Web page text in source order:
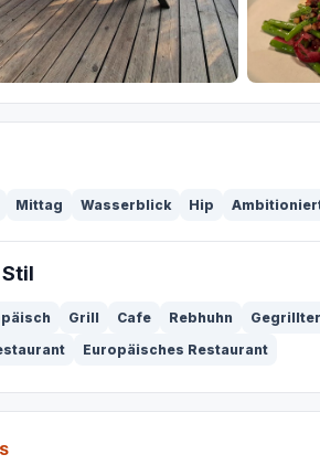
Mittag Wasserblick Hip
Grill Cafe Rebhuhn
Europäisches Restaurant